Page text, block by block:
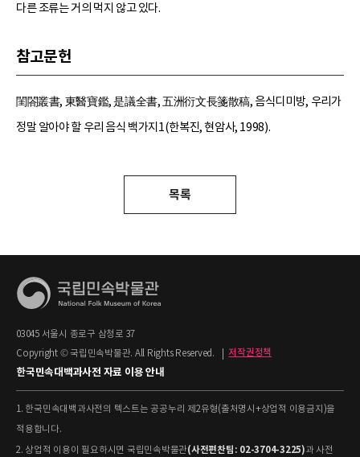
다른 조류는 거의 먹지 않고 있다.
참고문헌
閨閤叢書, 東醫寶鑑, 是議全書, 五洲衍文長箋散稿, 음식디미방, 우리가
정말 알아야 할 우리 음식 백가지1(한복진, 현암사, 1998).
목록
03045 서울시 종로구 삼청로 37
Copyright © 국립민속박물관. All Rights Reserved.
저작권정책
한국민속대백과사전 자료 이용 안내
1. 한국민속대백과사전의 텍스트는 공공누리 제2유형(출처명시+상업적 이용금지)을
적용합니다.
2. 상업적 이용이 필요하시면 국립민속박물관(사전편찬팀: 02-3704-3225)과 사전